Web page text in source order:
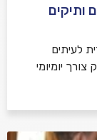
ותיקים
לעיתים
יומיומי